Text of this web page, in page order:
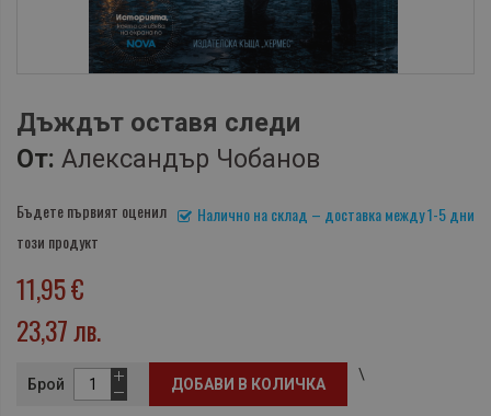
Дъждът оставя следи
От: Александър Чобанов
Налично на склад – доставка между 1-5 дни
Бъдете първият оценил
този продукт
11,95 €
23,37 лв.
Брой ДОБАВИ В КОЛИЧКА
\